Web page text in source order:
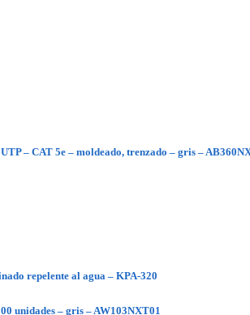
– CAT 5e – moldeado, trenzado – gris –
repelente al agua – KPA-320
unidades – gris – AW103NXT01